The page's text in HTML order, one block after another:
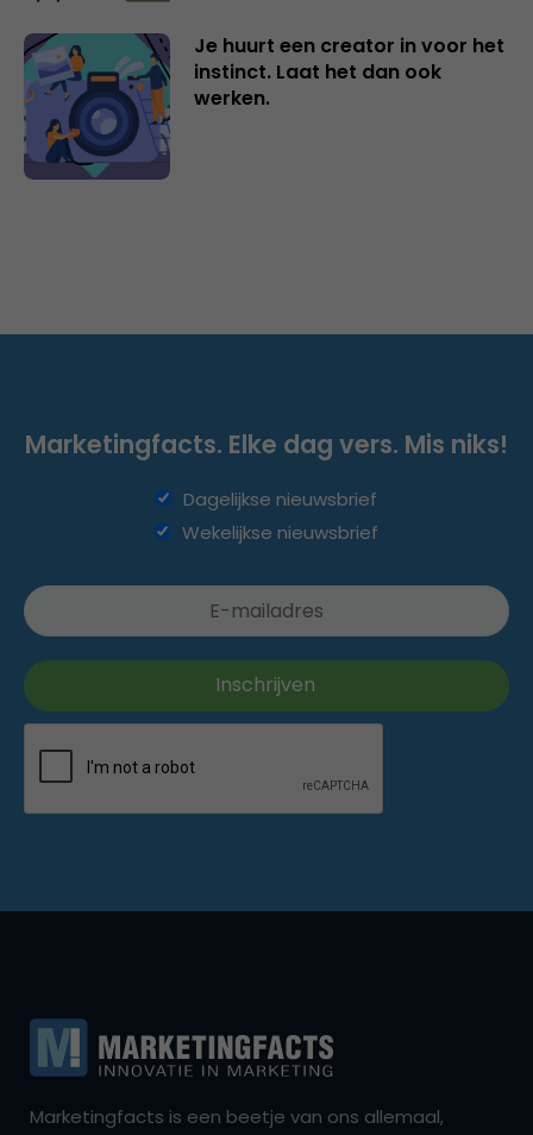
Je huurt een creator in voor het
instinct. Laat het dan ook
werken.
Marketingfacts. Elke dag vers. Mis niks!
Dagelijkse nieuwsbrief
Wekelijkse nieuwsbrief
Marketingfacts is een beetje van ons allemaal,